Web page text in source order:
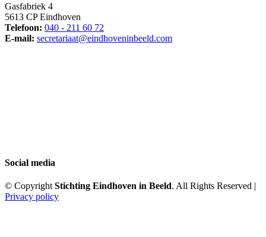
Gasfabriek 4
5613 CP Eindhoven
Telefoon: 040 - 211 60 72
E-mail: secretariaat@eindhoveninbeeld.com
Social media
© Copyright Stichting Eindhoven in Beeld. All Rights Reserved |
Privacy policy